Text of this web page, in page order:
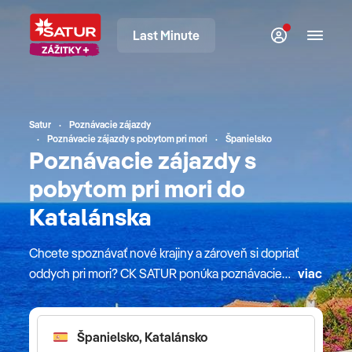
Last Minute
Satur
Poznávacie zájazdy
Poznávacie zájazdy s pobytom pri mori
Španielsko
Poznávacie zájazdy s
pobytom pri mori do
Katalánska
Chcete spoznávať nové krajiny a zároveň si dopriať
oddych pri mori? CK SATUR ponúka poznávacie
zájazdy s pobytom pri mori 2026 už od 1449 €, ktoré
kombinujú kultúru, históriu a relax na pláži. Každý
zájazd je starostlivo naplánovaný, aby ste mohli
viac